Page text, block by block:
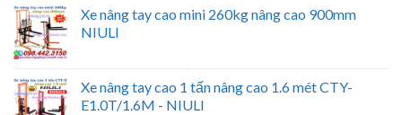
Xe nâng tay cao mini 260kg nâng cao 900mm
NIULI
Xe nâng tay cao 1 tấn nâng cao 1.6 mét CTY-
E1.0T/1.6M - NIULI